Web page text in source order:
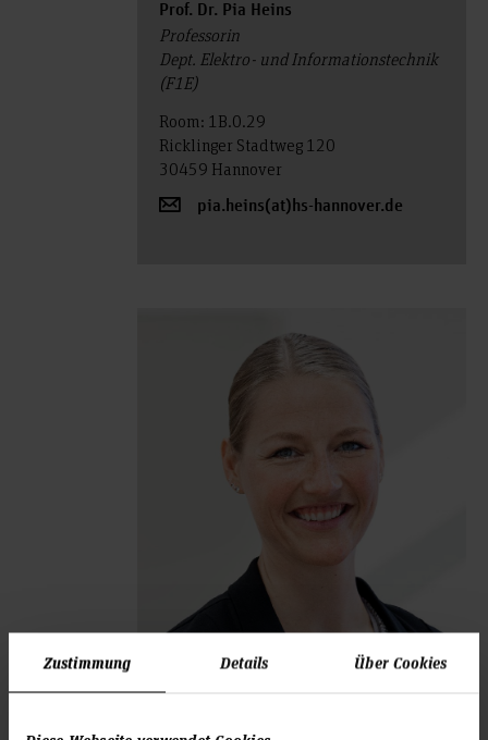
Zustimmung Details Über Cookies
Prof. Dr. Pia Heins
Professorin
Dept. Elektro- und Informationstechnik
(F1E)
Room: 1B.0.29
Ricklinger Stadtweg 120
30459 Hannover
pia.heins(at)hs-hannover.de